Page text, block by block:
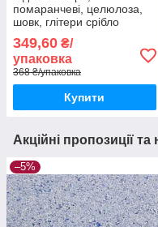
помаранчеві, целюлоза,
шовк, глітери срібло
ТМ "Макс-Колор" Тип
146/1
349,60 ₴/
упаковка
368 ₴/упаковка
Купити
Акційні пропозиції
–5%